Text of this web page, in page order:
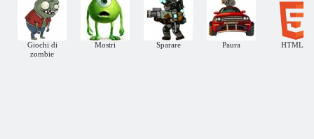
Giochi di
zombie
Mostri Sparare Paura HTML5